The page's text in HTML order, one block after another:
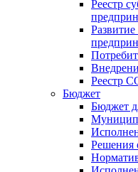
Реестр
Реестр
Бюджет
Бюджет
Решения